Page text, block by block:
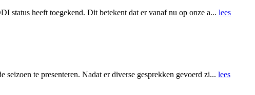
status heeft toegekend. Dit betekent dat er vanaf nu op onze a... lees
te presenteren. Nadat er diverse gesprekken gevoerd zi... lees